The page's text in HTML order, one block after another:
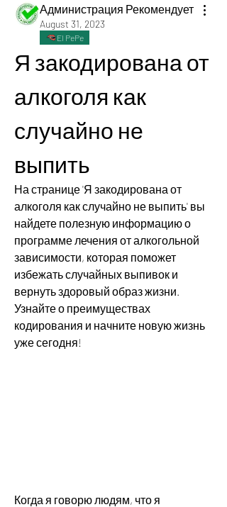
Администрация Рекомендует
August 31, 2023
El PePe
Я закодирована от
алкоголя как
случайно не
выпить
На странице 'Я закодирована от
алкоголя как случайно не выпить' вы
найдете полезную информацию о
программе лечения от алкогольной
зависимости, которая поможет
избежать случайных выпивок и
вернуть здоровый образ жизни.
Узнайте о преимуществах
кодирования и начните новую жизнь
уже сегодня!
Когда я говорю людям, что я